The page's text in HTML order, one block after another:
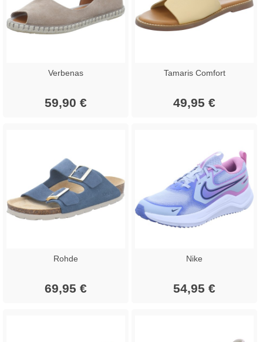
Verbenas
59,90 €
Tamaris Comfort
49,95 €
Rohde
69,95 €
Nike
54,95 €